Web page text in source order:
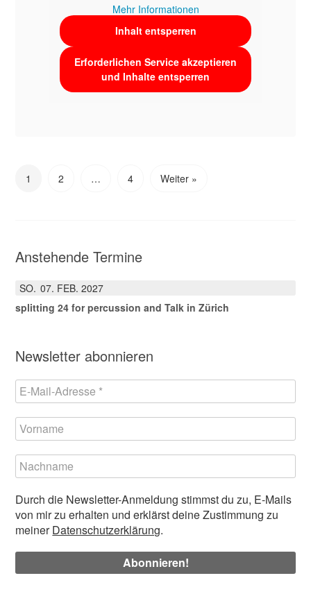
Mehr Informationen
Inhalt entsperren
Erforderlichen Service akzeptieren
und Inhalte entsperren
1 2 … 4 Weiter »
Anstehende Termine
SO. 07 FEB. 2027
splitting 24 for percussion and Talk in Zürich
Newsletter abonnieren
Durch die Newsletter-Anmeldung stimmst du zu, E-Mails
von mir zu erhalten und erklärst deine Zustimmung zu
meinerDatenschutzerklärung.